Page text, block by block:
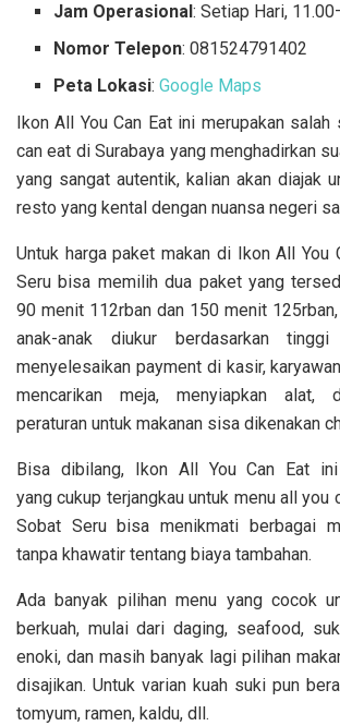
Jam Operasional: Setiap Hari,
Nomor Telepon: 081524791402
Peta Lokasi:Google Maps
Ikon All You Can Eat ini merupakan
can eat di Surabaya yang menghadirkan
yang sangat autentik, kalian akan diajak
resto yang kental dengan nuansa negeri
Untuk harga paket makan di Ikon All You
Seru bisa memilih dua paket yang
90 menit 112rban dan 150 menit
anak-anak diukur berdasarkan
menyelesaikan payment di kasir,
mencarikan meja, menyiapkan alat,
peraturan untuk makanan sisa dikenakan
Bisa dibilang, Ikon All You Can Eat
yang cukup terjangkau untuk menu all
Sobat Seru bisa menikmati berbagai
tanpa khawatir tentang biaya tambahan.
Ada banyak pilihan menu yang cocok
berkuah, mulai dari daging, seafood,
enoki, dan masih banyak lagi pilihan
disajikan. Untuk varian kuah suki pun
tomyum, ramen, kaldu, dll.